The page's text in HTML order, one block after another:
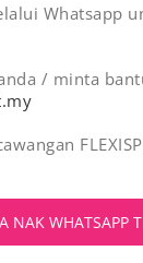
Whatsapp
/ minta
NAK WHATSAPP